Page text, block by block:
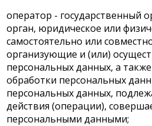
оператор - государственный
орган, юридическое или
самостоятельно или
организующие и (или)
персональных данных, а
обработки персональных
персональных данных,
действия (операции),
персональными данными;